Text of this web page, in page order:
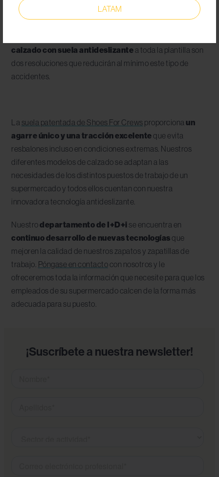
LATAM
o caigan restos de alimentos al suelo que pueden provocar
calzado con suela antideslizantea toda la plantilla son
dos resoluciones que reducirán al mínimo este tipo de
accidentes.
La suela patentada de Shoes For Crews proporciona un
agarre único y una tracción excelenteque evita
resbalones incluso en condiciones extremas. Nuestros
diferentes modelos de calzado se adaptan a las
necesidades de los distintos puestos de trabajo de un
supermercado y todos ellos cuentan con nuestra
innovadora tecnología antideslizante.
Nuestrodepartamento de I+D+ise encuentra en
continuo desarrollo de nuevas tecnologíasque
mejoren la calidad de nuestros zapatos y zapatillas de
trabajo. Póngase en contactocon nosotros y le
ofreceremos toda la información que necesite para que los
empleados de su supermercado calcen de la forma más
adecuada para su puesto.
¡Suscríbete a nuestra newsletter!